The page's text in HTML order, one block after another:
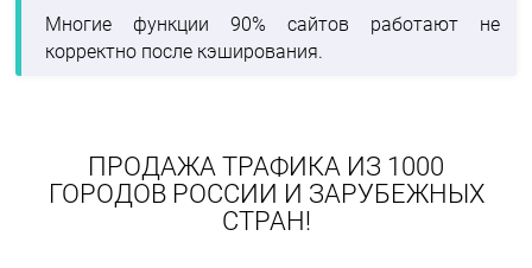
Многие функции 90% сайтов работают не
корректно после кэширования.
ПРОДАЖА ТРАФИКА ИЗ 1000
ГОРОДОВ РОССИИ И ЗАРУБЕЖНЫХ
СТРАН!